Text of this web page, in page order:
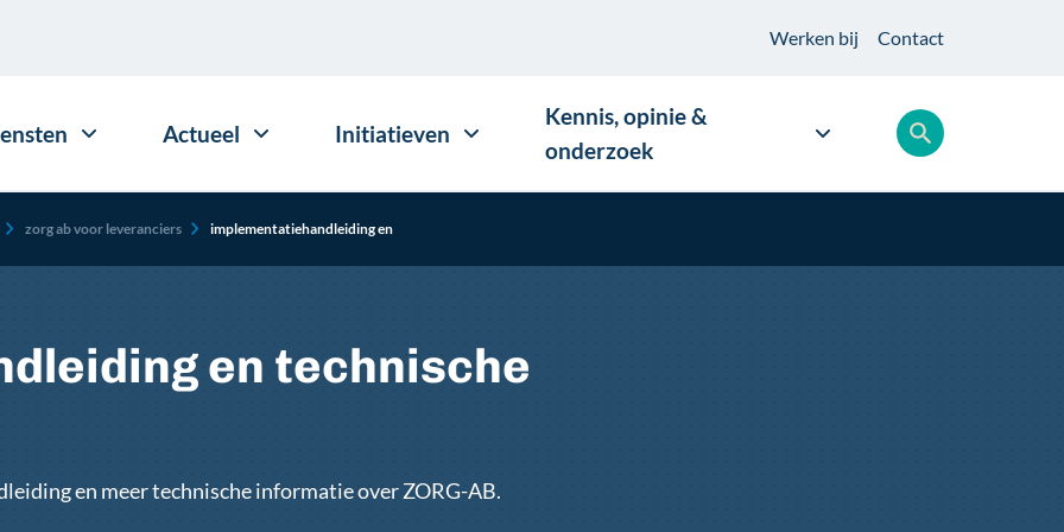
Werken bij Contact
Actueel Initiatieven
Kennis, opinie &
onderzoek
zorg ab voor leveranciers implementatiehandleiding en
en technische
en meer technische informatie over ZORG-AB.